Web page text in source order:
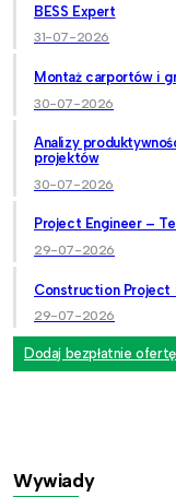
BESS Expert
31-07-2026
Montaż carportów i
30-07-2026
Analizy
projektów
30-07-2026
Project Engineer –
29-07-2026
Construction Project
29-07-2026
Dodaj bezpłatnie
Wywiady